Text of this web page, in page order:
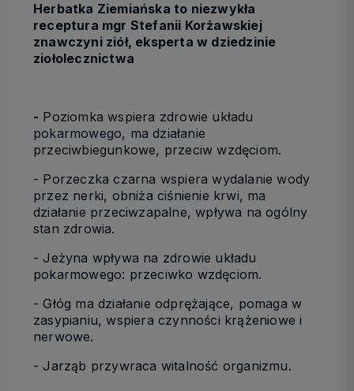
Herbatka Ziemiańska to niezwykła
receptura mgr Stefanii Korżawskiej
znawczyni ziół, eksperta w dziedzinie
ziołolecznictwa
- Poziomka wspiera zdrowie układu
pokarmowego, ma działanie
przeciwbiegunkowe, przeciw wzdęciom.
- Porzeczka czarna wspiera wydalanie wody
przez nerki, obniża ciśnienie krwi, ma
działanie przeciwzapalne, wpływa na ogólny
stan zdrowia.
- Jeżyna wpływa na zdrowie układu
pokarmowego: przeciwko wzdęciom.
- Głóg ma działanie odprężające, pomaga w
zasypianiu, wspiera czynności krążeniowe i
nerwowe.
- Jarząb przywraca witalność organizmu.